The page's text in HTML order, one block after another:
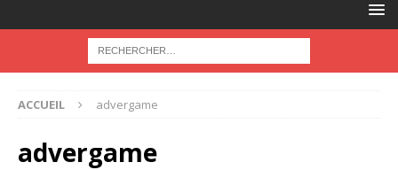
ACCUEIL advergame
advergame